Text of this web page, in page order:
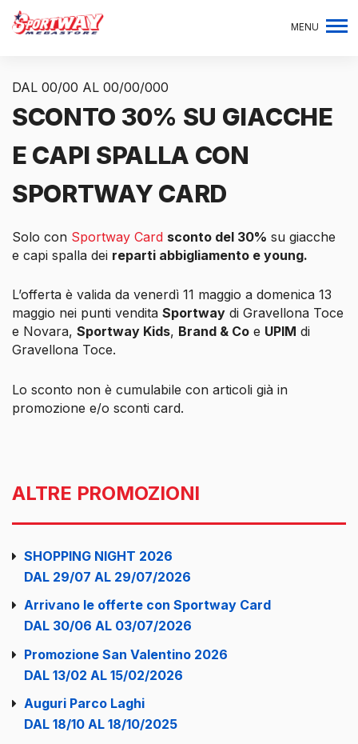
MENU
DAL 00/00 AL 00/00/000
SCONTO 30% SU GIACCHE
E CAPI SPALLA CON
SPORTWAY CARD
Solo con Sportway Card sconto del 30% su giacche
e capi spalla dei reparti abbigliamento e young.
L’offerta è valida da venerdì 11 maggio a domenica 13
maggio nei punti vendita Sportway di Gravellona Toce
e Novara, Sportway Kids, Brand & Co e UPIM di
Gravellona Toce.
Lo sconto non è cumulabile con articoli già in
promozione e/o sconti card.
ALTRE PROMOZIONI
SHOPPING NIGHT 2026
DAL 29/07 AL 29/07/2026
Arrivano le offerte con Sportway Card
DAL 30/06 AL 03/07/2026
Promozione San Valentino 2026
DAL 13/02 AL 15/02/2026
Auguri Parco Laghi
DAL 18/10 AL 18/10/2025